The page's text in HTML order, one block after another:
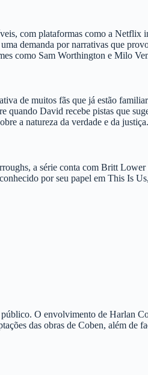
com plataformas como a
demanda por narrativas que
como Sam Worthington e Milo
de muitos fãs que já estão
David recebe pistas que
a natureza da verdade e da justiça.
a série conta com Britt
por seu papel em This Is
O envolvimento de Harlan
das obras de Coben, além de